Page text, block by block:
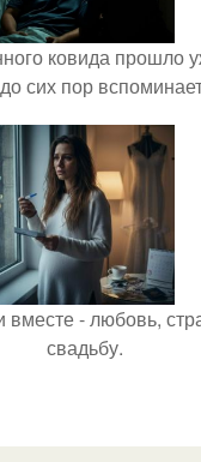
ковида прошло
сих пор
- любовь,
свадьбу.